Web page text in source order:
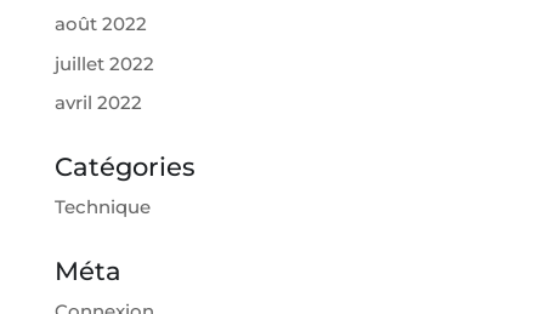
août 2022
juillet 2022
avril 2022
Catégories
Technique
Méta